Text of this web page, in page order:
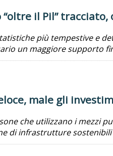
il Pil”
più tempestive e
un maggiore supporto
male gli
che utilizzano i mezzi
di infrastrutture